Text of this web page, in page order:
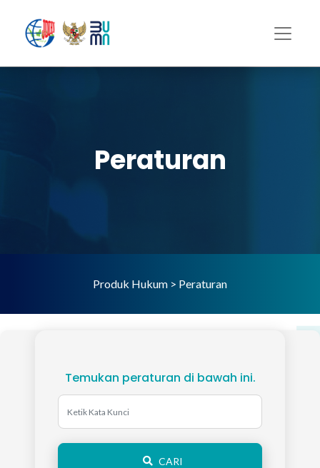
Peraturan
Produk Hukum > Peraturan
Temukan peraturan di bawah ini.
CARI